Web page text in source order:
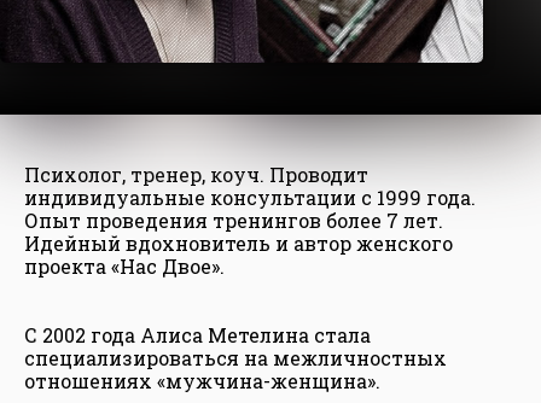
Психолог, тренер, коуч. Проводит
индивидуальные консультации с 1999 года.
Опыт проведения тренингов более 7 лет.
Идейный вдохновитель и автор женского
проекта «Нас Двое».
С 2002 года Алиса Метелина стала
специализироваться на межличностных
отношениях «мужчина-женщина».